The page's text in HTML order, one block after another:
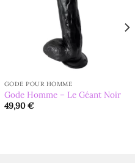
GODE POUR HOMME
Gode Homme – Le Géant Noir
49,90€